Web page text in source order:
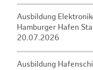
Ausbildung
Hamburger Hafen
20.07.2026
Ausbildung